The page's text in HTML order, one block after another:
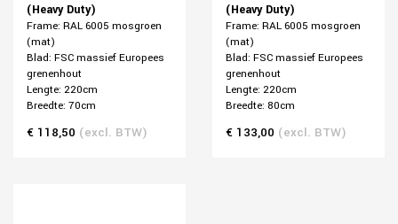
(Heavy Duty)
Frame: RAL 6005 mosgroen
(mat)
Blad: FSC massief Europees
grenenhout
Lengte: 220cm
Breedte: 70cm
€ 118,50 (excl. BTW)
(Heavy Duty)
Frame: RAL 6005 mosgroen
(mat)
Blad: FSC massief Europees
grenenhout
Lengte: 220cm
Breedte: 80cm
€ 133,00 (excl. BTW)